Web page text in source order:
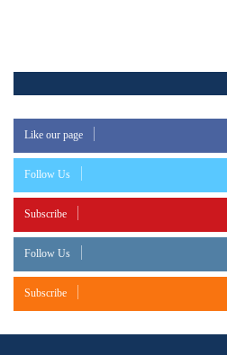
Like our page
Follow Us
Subscribe
Follow Us
Subscribe